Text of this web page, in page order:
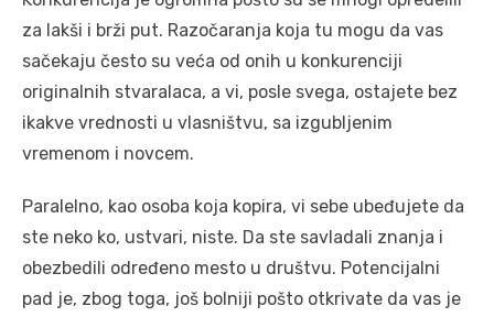
za lakši i brži put. Razočaranja koja tu mogu da vas
sačekaju često su veća od onih u konkurenciji
originalnih stvaralaca, a vi, posle svega, ostajete bez
ikakve vrednosti u vlasništvu, sa izgubljenim
vremenom i novcem.
Paralelno, kao osoba koja kopira, vi sebe ubeđujete da
ste neko ko, ustvari, niste. Da ste savladali znanja i
obezbedili određeno mesto u društvu. Potencijalni
pad je, zbog toga, još bolniji pošto otkrivate da vas je